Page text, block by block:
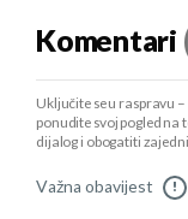
Komentari
Uključite se u raspravu
ponudite svoj pogled
dijalog i obogatiti
Važna obavijest !